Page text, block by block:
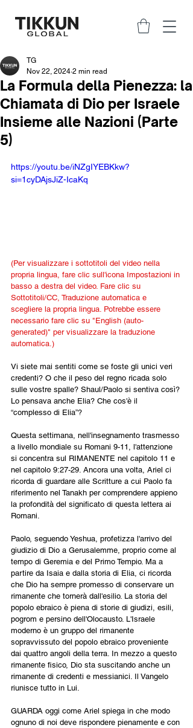
La Formula della Pienezza: la
Chiamata di Dio per Israele
Insieme alle Nazioni (Parte
5)
TG
Nov 22, 2024 2 min read
https://youtu.be/iNZgIYEBKkw?
si=1cyDAjsJiZ-IcaKq
(Per visualizzare i sottotitoli del video nella
propria lingua, fare clic sull'icona Impostazioni in
basso a destra del video. Fare clic su
Sottotitoli/CC, Traduzione automatica e
scegliere la propria lingua. Potrebbe essere
necessario fare clic su "English (auto-
generated)" per visualizzare la traduzione
automatica.)
Vi siete mai sentiti come se foste gli unici veri
credenti? O che il peso del regno ricada solo
sulle vostre spalle? Shaul/Paolo si sentiva così?
Lo pensava anche Elia? Che cos'è il
“complesso di Elia”?
Questa settimana, nell'insegnamento trasmesso
a livello mondiale su Romani 9-11, l'attenzione
si concentra sul RIMANENTE nel capitolo 11 e
nel capitolo 9:27-29. Ancora una volta, Ariel ci
ricorda di guardare alle Scritture a cui Paolo fa
riferimento nel Tanakh per comprendere appieno
la profondità del significato di questa lettera ai
Romani.
Paolo, seguendo Yeshua, profetizza l'arrivo del
giudizio di Dio a Gerusalemme, proprio come al
tempo di Geremia e del Primo Tempio. Ma a
partire da Isaia e dalla storia di Elia, ci ricorda
che Dio ha sempre promesso di conservare un
rimanente che tornerà dall'esilio. La storia del
popolo ebraico è piena di storie di giudizi, esili,
pogrom e persino dell'Olocausto. L'Israele
moderno è un gruppo del rimanente
sopravvissuto del popolo ebraico proveniente
dai quattro angoli della terra. In mezzo a questo
rimanente fisico, Dio sta suscitando anche un
rimanente di credenti e messianici. Il Vangelo
riunisce tutto in Lui.
GUARDA oggi come Ariel spiega in che modo
ognuno di noi deve rispondere pienamente e con